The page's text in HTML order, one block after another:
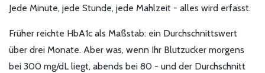
Jede Minute, jede Stunde, jede Mahlzeit - alles wird erfasst.
Früher reichte HbA1c als Maßstab: ein Durchschnittswert
über drei Monate. Aber was, wenn Ihr Blutzucker morgens
bei 300 mg/dL liegt, abends bei 80 - und der Durchschnitt